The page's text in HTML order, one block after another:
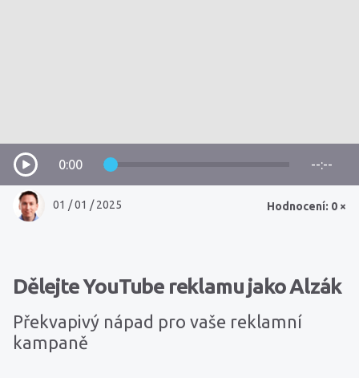
01 / 01 / 2025 Hodnocení: 0 ×
0:00 --:--
Dělejte YouTube reklamu jako Alzák
Překvapivý nápad pro vaše reklamní
kampaně